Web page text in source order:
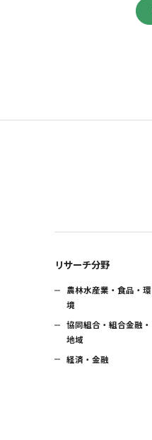
リサーチ分野
農林水産業・食品・環
境
協同組合・組合金融・
地域
経済・金融